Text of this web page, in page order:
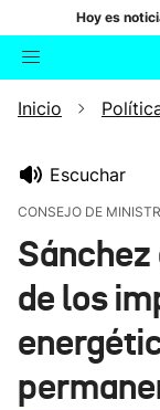
Hoy es
Buscador
Inicio
Escuchar
CONSEJO DE
de los